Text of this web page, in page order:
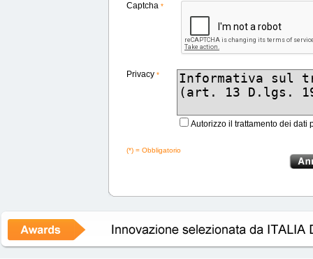
Captcha *
Privacy *
Autorizzo il trattamento dei dati
(*) = Obbligatorio